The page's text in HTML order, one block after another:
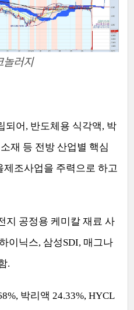
놀러지
되어 , 반도체용 식각액, 박
재 등 전방 산업별 핵심
조사업을 주력으로 하고
지 공정용 케미칼 재료 사
이닉스, 삼성SDI, 매그나
.
박리액 24.33%, HYCL